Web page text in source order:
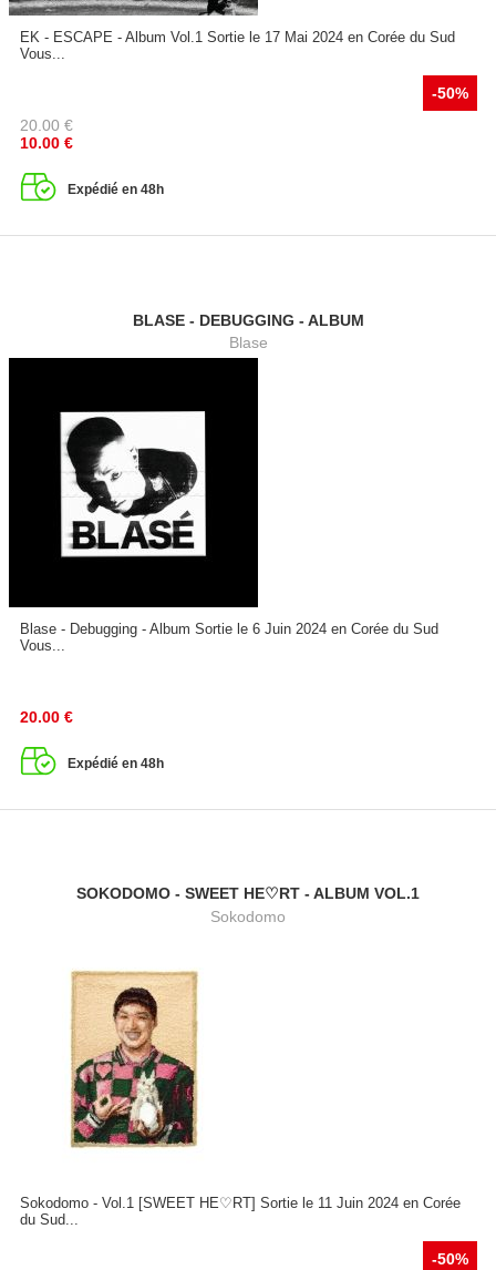
EK - ESCAPE - Album Vol.1 Sortie le 17 Mai 2024 en Corée du Sud
Vous...
-50%
20.00 €
10.00 €
Expédié en 48h
BLASE - DEBUGGING - ALBUM
Blase
Blase - Debugging - Album Sortie le 6 Juin 2024 en Corée du Sud
Vous...
20.00 €
Expédié en 48h
SOKODOMO - SWEET HE♡RT - ALBUM VOL.1
Sokodomo
Sokodomo - Vol.1 [SWEET HE♡RT] Sortie le 11 Juin 2024 en Corée
du Sud...
-50%